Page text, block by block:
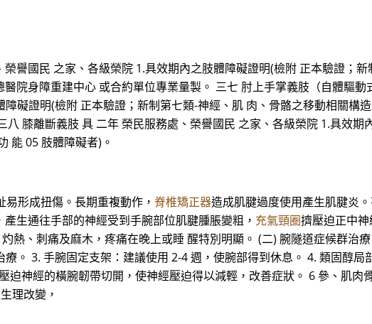
譽國民 之家、各級榮院 1.具效期內之肢體障礙證明(檢附 正本驗證；
院身障重建中心 或合約單位專業量製。 三七 肘上手掌義肢（自體驅動
礙證明(檢附 正本驗證；新制第七類-神經、肌 肉、骨骼之移動相關構
膝離斷義肢 具 二年 榮民服務處、榮譽國民 之家、各級榮院 1.具效期
能 05 肢體障礙者)。
形成扭傷。長期重複動作， 脊椎矯正器造成肌腱過度使用產生肌腱炎
生通往手部的神經受到手腕部位肌腱腫脹變粗， 充氣頸圈擠壓迫正中
熱、刺痛及麻木，疼痛在晚上或睡 醒特別明顯。 (二) 腕隧道症候群治
。 3. 手腕固定支架：建議使用 2-4 週，使腕部得到休息。 4. 類固醇局
迫神經的橫腕韌帶切開，使神經壓迫得以減輕，改善症狀。 6 參、肌肉
理改變，